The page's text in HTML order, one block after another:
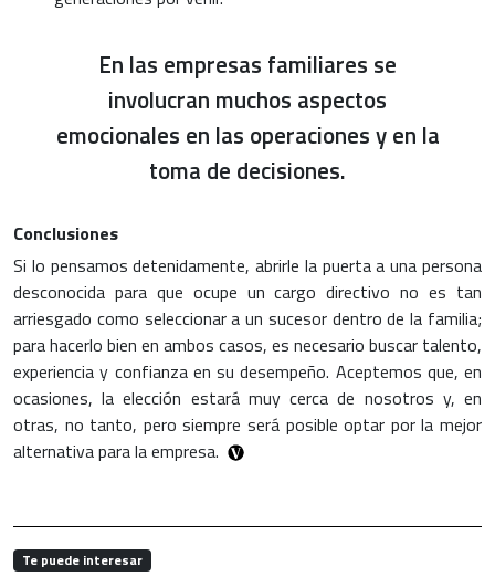
En las empresas familiares se
involucran muchos aspectos
emocionales en las operaciones y en la
toma de decisiones.
Conclusiones
Si lo pensamos detenidamente, abrirle la puerta a una persona
desconocida para que ocupe un cargo directivo no es tan
arriesgado como seleccionar a un sucesor dentro de la familia;
para hacerlo bien en ambos casos, es necesario buscar talento,
experiencia y confianza en su desempeño. Aceptemos que, en
ocasiones, la elección estará muy cerca de nosotros y, en
otras, no tanto, pero siempre será posible optar por la mejor
alternativa para la empresa.
Te puede interesar